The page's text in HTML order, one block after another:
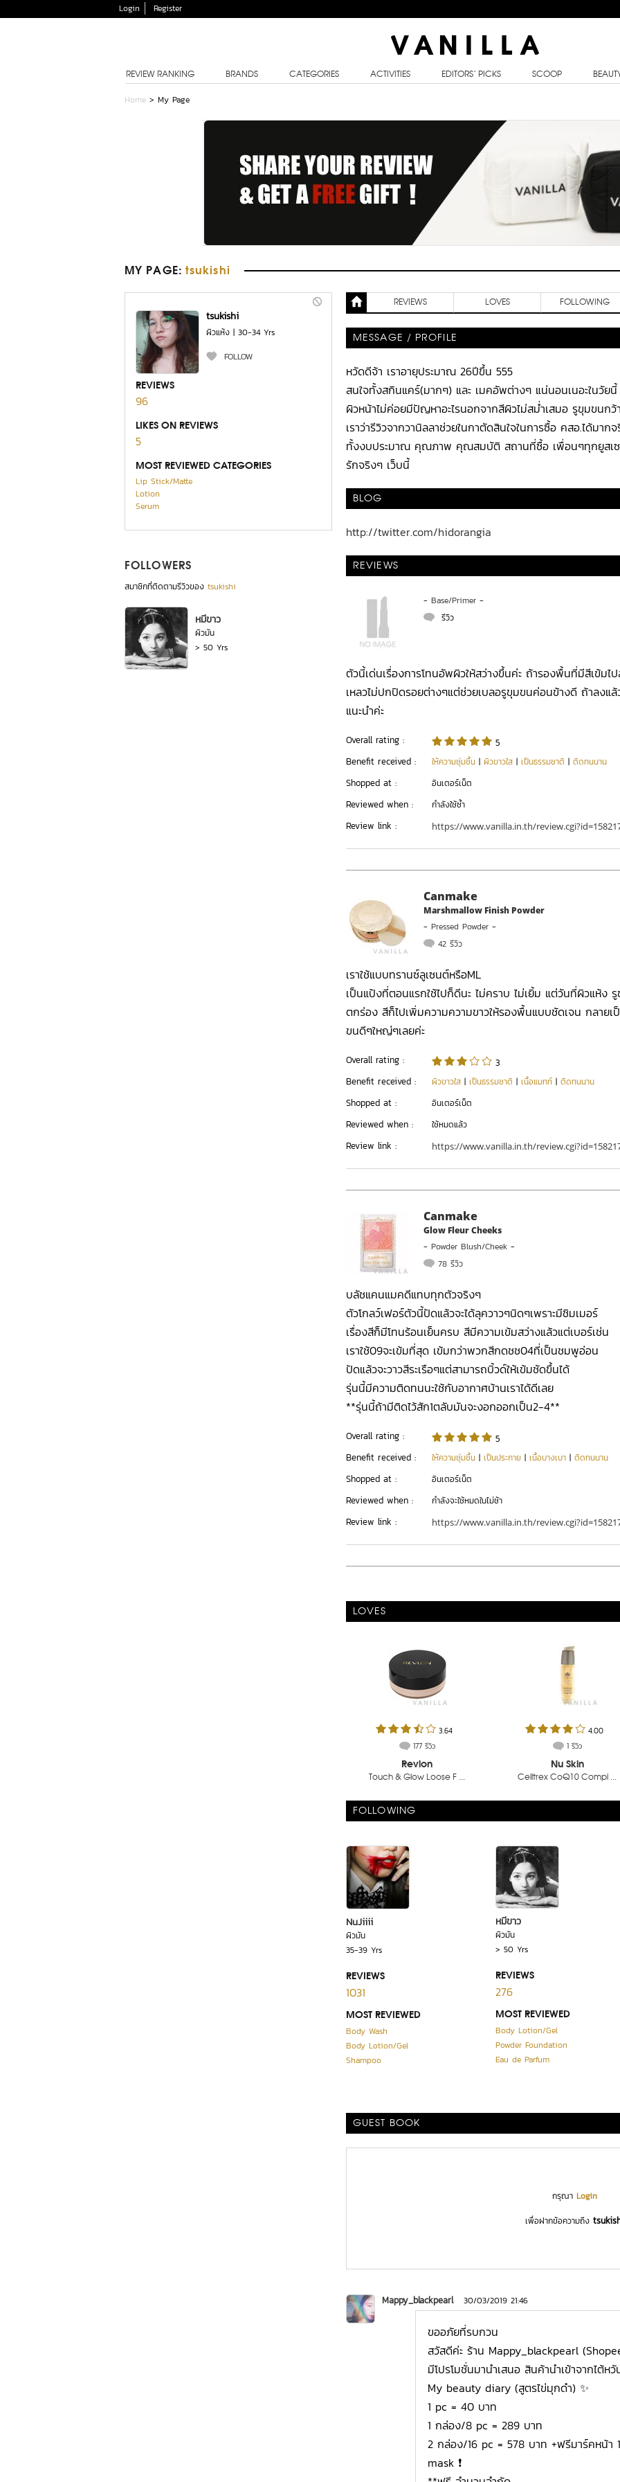
Login Register
REVIEW RANKING BRANDS CATEGORIES ACTIVITIES EDITORS’ PICKS SCOOP
Home > My Page
MY PAGE: tsukishi
tsukishi
ผิวแห้ง | 30-34 Yrs
FOLLOW
REVIEWS
96
LIKES ON REVIEWS
5
MOST REVIEWED CATEGORIES
Lip Stick/Matte
Lotion
Serum
FOLLOWERS
สมาชิกที่ติดตามรีวิวของ tsukishi
หมีขาว
ผิวมัน
> 50 Yrs
REVIEWS LOVES FOLLOWING
MESSAGE / PROFILE
หวัดดีจ้า เราอายุประมาณ 26ปีขึ้น 555
สนใจทั้งสกินแคร์(มากๆ) และ เมคอัพต่างๆ แน่นอนเนอะในวัยนี้
ผิวหน้าไม่ค่อยมีปัญหาอะไรนอกจากสีผิวไม่สม่ำเสมอ รูขุมขนกว้
เราว่ารีวิวจากวานิลลาช่วยในกาตัดสินใจในการซื้อ คสอ.ได้มาก
ทั้งงบประมาณ คุณภาพ คุณสมบัติ สถานที่ซื้อ เพื่อนๆทุกยูสเซ
รักจริงๆ เว็บนี้
BLOG
http://twitter.com/hidorangia
REVIEWS
- Base/Primer -
รีวิว
ตัวนี้เด่นเรื่องการโทนอัพผิวให้สว่างขึ้นค่ะ ถ้ารองพื้นที่มีสีเข้ม
เหลวไม่ปกปิดรอยต่างๆแต่ช่วยเบลอรูขุมขนค่อนข้างดี ถ้าลง
แนะนำค่ะ
Overall rating :
5
Benefit received :
ให้ความชุ่มชื้น | ผิวขาวใส | เป็นธรรมชาติ | ติดทนนาน
Shopped at : อินเตอร์เน็ต
Reviewed when : กำลังใช้ซ้ำ
Review link : https://www.vanilla.in.th/
Canmake
Marshmallow Finish Powder
- Pressed Powder -
42 รีวิว
เราใช้แบบทรานซ์ลูเซนต์หรือML
เป็นแป้งที่ตอนแรกใช้ไปก็ดีนะ ไม่คราบ ไม่เยิ้ม แต่วันที่ผิวแห้ง
ตกร่อง สีก็ไปเพิ่มความความขาวให้รองพื้นแบบชัดเจน กลายเ
ขนดีๆใหญ่ๆเลยค่ะ
Overall rating :
3
Benefit received :
ผิวขาวใส | เป็นธรรมชาติ | เนื้อแมทท์ | ติดทนนาน
Shopped at : อินเตอร์เน็ต
Reviewed when : ใช้หมดแล้ว
Review link : https://www.vanilla.in.th/
Canmake
Glow Fleur Cheeks
- Powder Blush/Cheek -
78 รีวิว
บลัชแคนแมคดีแทบทุกตัวจริงๆ
ตัวโกลว์เฟอร์ตัวนี้ปัดแล้วจะได้ลุควาวๆนิดๆเพราะมีชิมเมอร์
เรื่องสีก็มีโทนร้อนเย็นครบ สีมีความเข้มสว่างแล้วแต่เบอร์เช่น
เราใช้09จะเข้มที่สุด เข้มกว่าพวกสีกดชช04ที่เป็นชมพูอ่อน
ปัดแล้วจะวาวสีระเรือๆแต่สามารถบิ้วด์ให้เข้มชัดขึ้นได้
รุ่นนี้มีความติดทนนะใช้กับอากาศบ้านเราได้ดีเลย
**รุ่นนี้ถ้ามีติดไว้สัก1ตลับมันจะงอกออกเป็น2-4**
Overall rating :
5
Benefit received :
ให้ความชุ่มชื้น | เป็นประกาย | เนื้อบางเบา | ติดทนนาน
Shopped at : อินเตอร์เน็ต
Reviewed when : กำลังจะใช้หมดในไม่ช้า
Review link : https://www.vanilla.in.th/
LOVES
3.64
177 รีวิว
Revlon
Touch & Glow Loose F ...
4.00
1 รีวิว
Nu Skin
Celltrex CoQ10 Compl ...
FOLLOWING
NuJiiii
ผิวมัน
35-39 Yrs
REVIEWS
1031
MOST REVIEWED
Body Wash
Body Lotion/Gel
Shampoo
หมีขาว
ผิวมัน
> 50 Yrs
REVIEWS
276
MOST REVIEWED
Body Lotion/Gel
Powder Foundation
Eau de Parfum
GUEST BOOK
กรุณา Login
เพื่อฝากข้อความถึง
Mappy_blackpearl 30/03/2019 21:46
ขออภัยที่รบกวน
สวัสดีค่ะ ร้าน Mappy_blackpearl
มีโปรโมชั่นมานำเสนอ สินค้านำเข้าจากไต้
My beauty diary (สูตรไข่มุกดำ)​ ✨
1 pc = 40 บาท
1 กล่อง/8 pc = 289 บาท
2 กล่อง/16 pc = 578 บาท +ฟรีมาร์คหน้
mask ❗